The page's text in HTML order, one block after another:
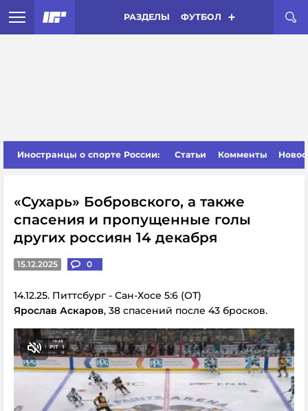
РАЗДЕЛЫ ФУТБОЛ
Иностранцы о спорте России: Статьи Комменты
«Сухарь» Бобровского, а также
спасения и пропущенные голы
других россиян 14 декабря
15.12.2025 0
14.12.25. Питтсбург - Сан-Хосе 5:6 (ОТ)
Ярослав Аскаров, 38 спасений после 43 бросков.